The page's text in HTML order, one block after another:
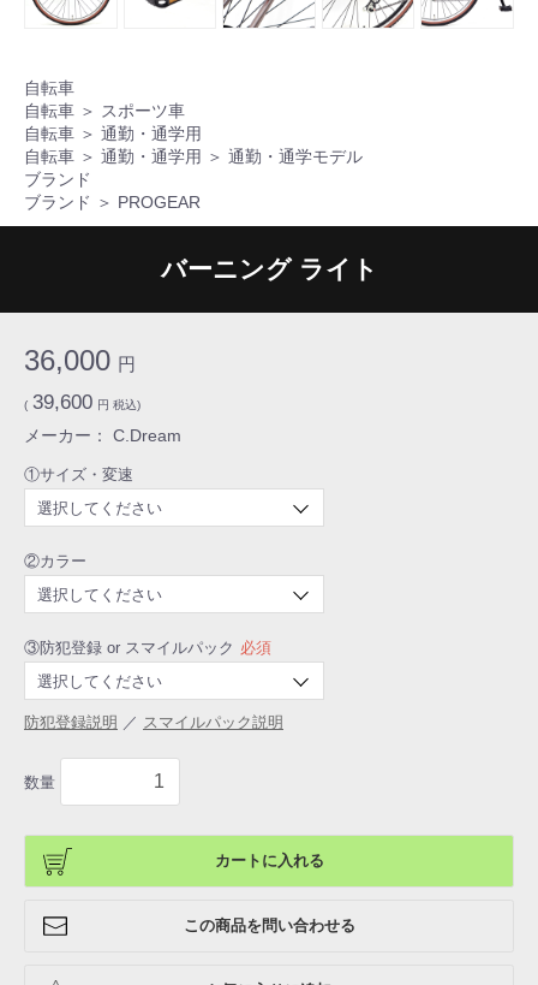
自転車
自転車 ＞ スポーツ車
自転車 ＞ 通勤・通学用
自転車 ＞ 通勤・通学用 ＞ 通勤・通学モデル
ブランド
ブランド ＞ PROGEAR
バーニング ライト
36,000 円
( 39,600 円 税込)
メーカー： C.Dream
①サイズ・変速
②カラー
③防犯登録 or スマイルパック 必須
防犯登録説明 ／ スマイルパック説明
数量
カートに入れる
この商品を問い合わせる